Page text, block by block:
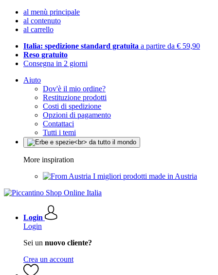
al menù principale
al contenuto
al carrello
Italia: spedizione standard gratuita a partire da € 59,90
Reso gratuito
Consegna in 2 giorni
Aiuto
Dov'è il mio ordine?
Restituzione prodotti
Costi di spedizione
Opzioni di pagamento
Contattaci
Tutti i temi
More inspiration
I migliori prodotti made in Austria
Login
Login
Sei un nuovo cliente?
Crea un account